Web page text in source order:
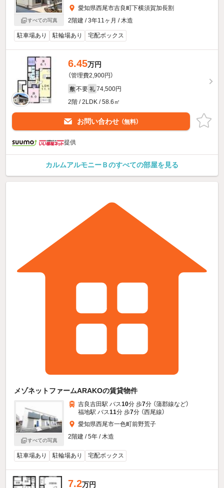
すべての写真
愛知県西尾市吉良町下横須賀加長割
2階建 / 3年11ヶ月 / 木造
駐車場あり 駐輪場あり 宅配ボックス
6.45万円
（管理費2,900円）
敷 不要 礼 74,500円
2階 / 2LDK / 58.6㎡
お問い合わせ （無料）
提供
カルムアルモニーＢのすべての部屋を見る
メゾネットファームARAKOの賃貸物件
すべての写真
吉良吉田駅 バス10分 歩7分 （蒲郡線など）
福地駅 バス11分 歩7分 （西尾線）
愛知県西尾市一色町前野荒子
2階建 / 5年 / 木造
駐車場あり 駐輪場あり 宅配ボックス
7.2万円